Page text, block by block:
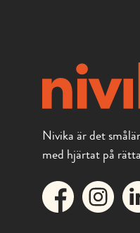
Nivika är det
med hjärtat på